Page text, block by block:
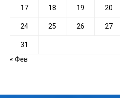
17 18 19 20
24 25 26 27
31
« Фев